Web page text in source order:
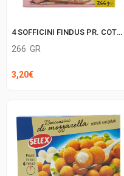
4 SOFFICINI FINDUS PR. COTTO/MOZZ
266 GR
3,20€